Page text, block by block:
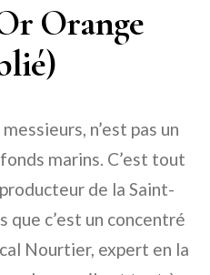
Orange
n’est pas un
marins. C’est tout
de la Saint-
que c’est un concentré
Nourtier, expert en la